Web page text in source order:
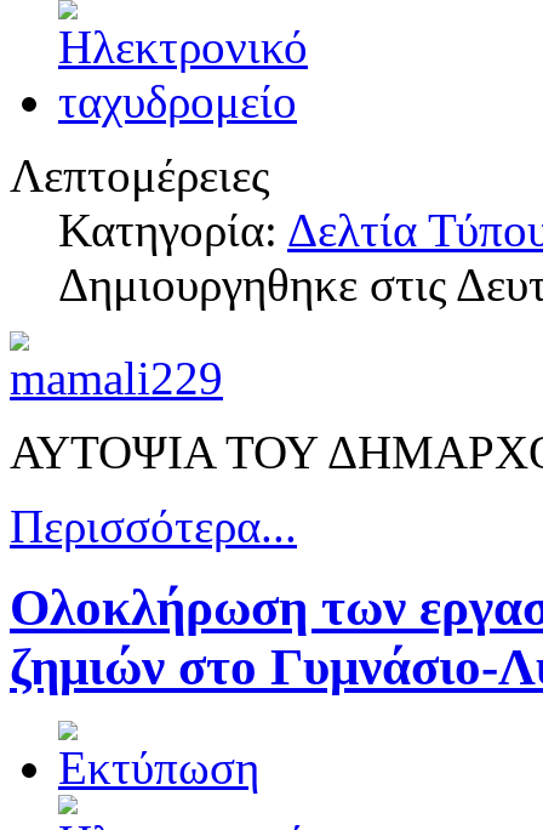
Λεπτομέρειες
Κατηγορία: Δελτία
Δημιουργηθηκε στις
ΑΥΤΟΨΙΑ ΤΟΥ
Περισσότερα...
Ολοκλήρωση των
ζημιών στο Γυμνάσιο-